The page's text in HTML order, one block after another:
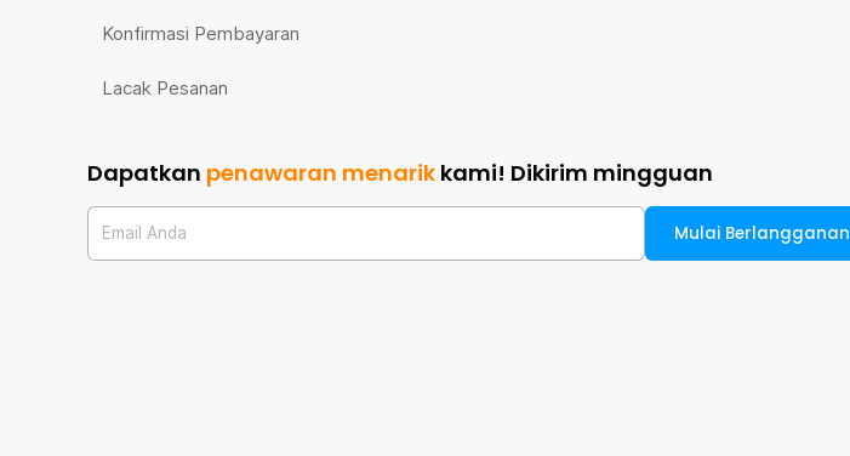
Konfirmasi Pembayaran
Lacak Pesanan
Dapatkan penawaran menarik kami! Dikirim mingguan
Email Anda Mulai Berlangganan